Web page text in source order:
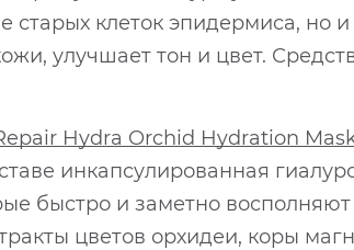
старых клеток эпидермиса, но
улучшает тон и цвет.
Hydra Orchid Hydration
инкапсулированная
быстро и заметно
цветов орхидеи, коры